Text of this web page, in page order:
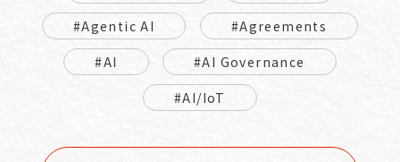
#Agentic AI
#Agreements
#AI
#AI Governance
#AI/IoT